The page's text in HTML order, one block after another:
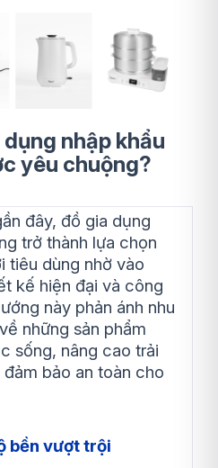
dụng nhập khẩu
yêu chuộng?
đây, đồ gia dụng
trở thành lựa chọn
tiêu dùng nhờ vào
kế hiện đại và công
này phản ánh nhu
những sản phẩm
sống, nâng cao trải
bảo an toàn cho
bền vượt trội